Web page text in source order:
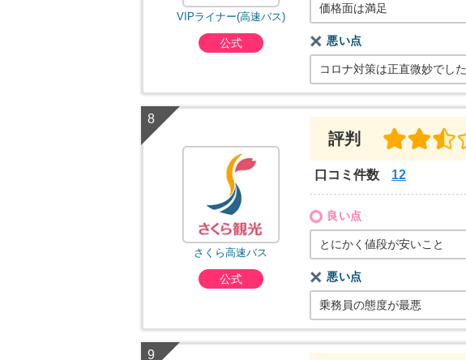
VIPライナー(高速バス)
公式
価格面は満足
悪い点
コロナ対策は正直微妙でした
さくら高速バス
公式
評判
口コミ件数 12
良い点
とにかく値段が安いこと
悪い点
乗務員の態度が最悪